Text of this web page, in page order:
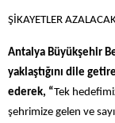
ŞİKAYETLER
Antalya Büyükşehir
yaklaştığını dile
ederek, “Tek
şehrimize gelen ve